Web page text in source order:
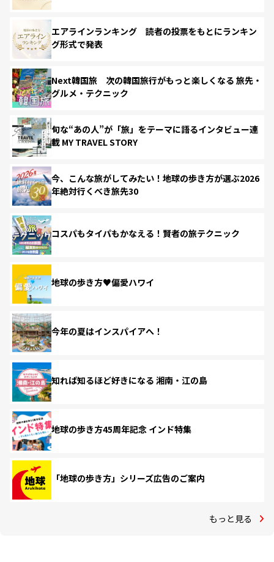
エアラインランキング 読者の投票をもとにランキン
グ形式で発表
Next韓国旅 次の韓国旅行がもっと楽しくなる 旅先・
グルメ・テクニック
旬な“あの人”が「旅」をテーマに語るインタビュー連
載 MY TRAVEL STORY
今、こんな旅がしてみたい！地球の歩き方が選ぶ2026
年絶対行くべき旅先30
コスパもタイパもかなえる！賢者の旅テクニック
地球の歩き方♥偏愛ハワイ
今年の夏はインスパイアへ！
知れば知るほど好きになる 湘南・江の島
地球の歩き方45周年記念 インド特集
「地球の歩き方」シリーズ広告のご案内
もっと見る